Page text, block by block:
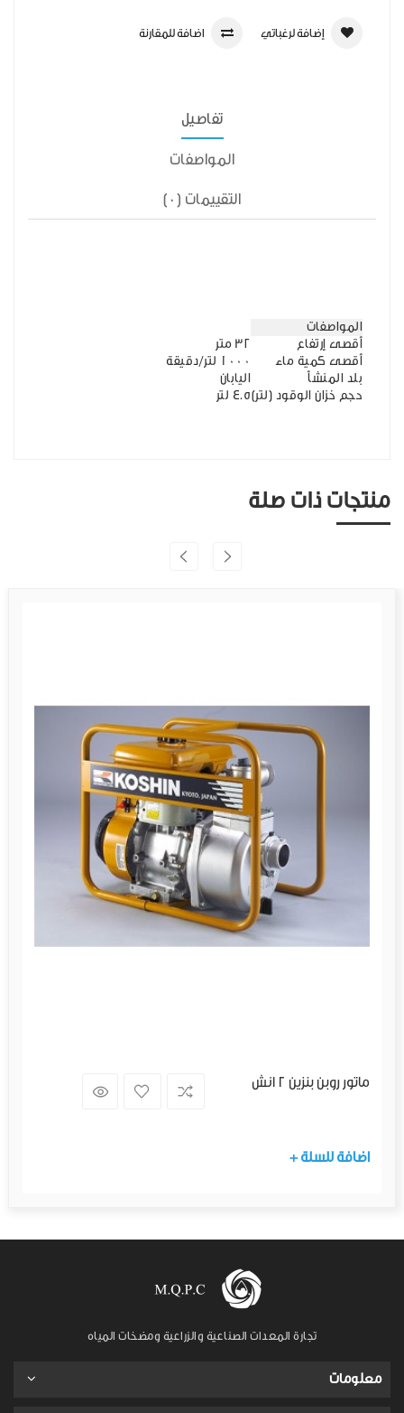
إضافة لرغباتي اضافة للمقارنة
تفاصيل
المواصفات
التقييمات (0)
المواصفات
أقصى إرتفاع
32 متر
أقصى كمية ماء
1000 لتر/دقيقة
بلد المنشأ
اليابان
حجم خزان الوقود (لتر)4.5 لتر
منتجات ذات صلة
ماتور روبن بنزين 2 انش
+ اضافة للسلة
تجارة المعدات الصناعية والزراعية ومضخات المياه
معلومات